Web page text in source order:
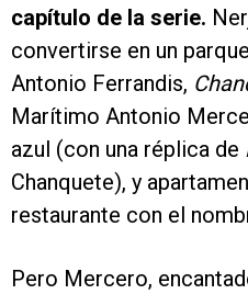
capítulo de la serie.
convertirse en un
Antonio Ferrandis,
Marítimo Antonio
azul (con una réplica de
Chanquete), y
restaurante con el
Pero Mercero,